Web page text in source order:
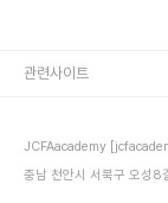
JCFAacademy
충남 천안시 서북구 오
관련사이트